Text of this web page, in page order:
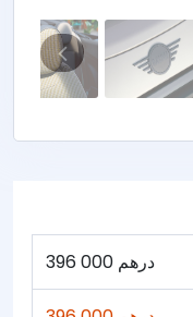
396 000 درهم